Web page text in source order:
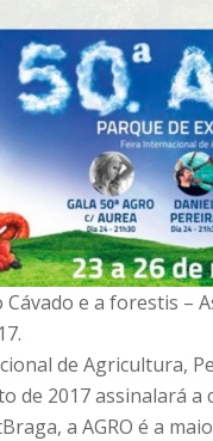
Cávado e a forestis –
de Agricultura,
de 2017 assinalará a
a AGRO é a